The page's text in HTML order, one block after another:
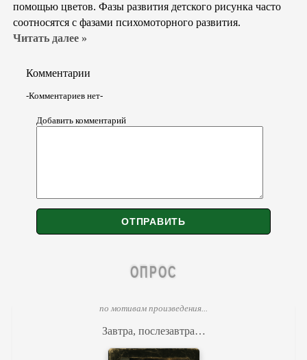
помощью цветов. Фазы развития детского рисунка часто
соотносятся с фазами психомоторного развития.
Читать далее »
Комментарии
-Комментариев нет-
Добавить комментарий
ОПРОС
по мотивам произведения...
Завтра, послезавтра…